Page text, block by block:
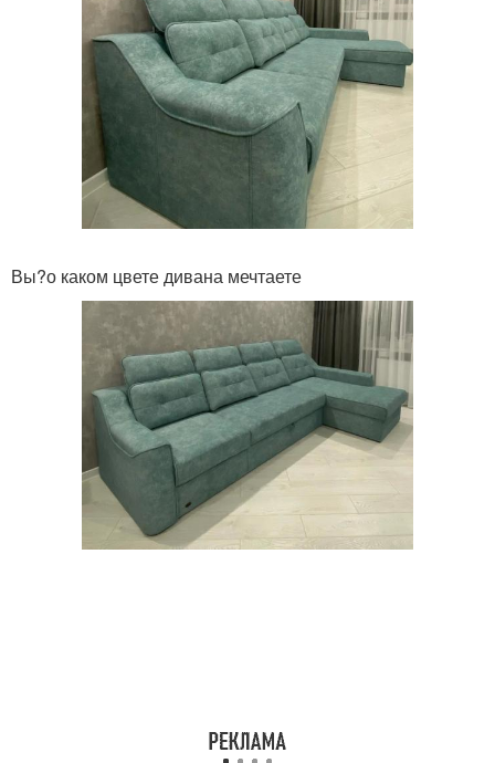
Вы?о каком цвете дивана мечтаете